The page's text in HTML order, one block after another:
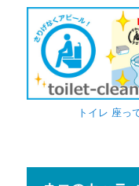
トイレ 座っ